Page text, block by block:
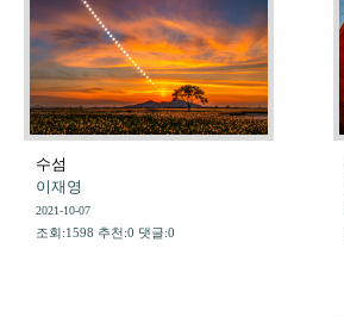
수섬
이재영
2021-10-07
조회:1598 추천:0 댓글:0